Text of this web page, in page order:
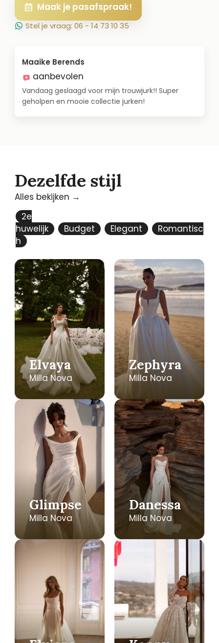
Maak je pasafspraak!
Stel je vraag: 06 - 14 73 10 35
Maaike Berends
aanbevolen
Vandaag geslaagd voor mijn trouwjurk!! Super
geholpen en mooie collectie jurken!
Dezelfde stijl
Alles bekijken →
2e
huwelijk
Budget Elegant
Romantisc
h
Elvaya
Milla Nova
Zephyra
Milla Nova
Glimpse
Milla Nova
Danessa
Milla Nova